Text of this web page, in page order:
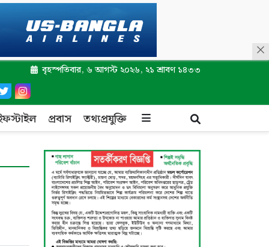
বৃহস্পতিবার, ৬ আগস্ট ২০২৬, ২১ শ্রাবণ ১৪৩৩
প্রবাস তথ্যপ্রযুক্তি